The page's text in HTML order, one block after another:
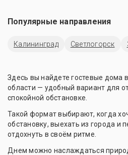
Популярные направления
Калининград Светлогорск
Здесь вы найдете гостевые дома
области — удобный вариант для
спокойной обстановке.
Такой формат выбирают, когда
обстановку, выехать из города и
отдохнуть в своём ритме.
Днем можно наслаждаться